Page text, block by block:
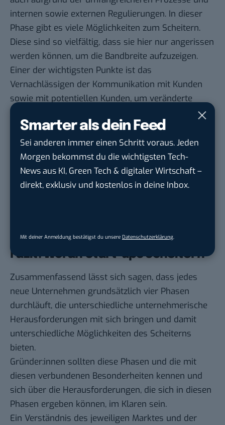
Smarter als dein Feed
Sei anderen immer einen Schritt voraus. Jeden
Morgen bekommst du die wichtigsten Tech-
News aus KI, Green Tech & digitaler Wirtschaft –
direkt, exklusiv und kostenlos in deine Inbox.
Mit deiner Anmeldung bestätigst du unsere Datenschutzerklärung.
internen sowie externen Regulierungen. In dieser
Phase gibt es viele Möglichkeiten zum Scheitern.
Diese sind so vielfältig, dass sie hier nur angerissen
werden können, um die Bandbreite aufzuzeigen.
Einer der wichtigsten Punkte ist das
Vernachlässigen der Kommunikation mit Kunden
sowie mit potentiellen Kunden, um veränderte
Marktanforderungen zu identifizieren. Des Weiteren
werden über kurz oder lang Wettbewerber
auftreten, mit denen umgegangen werden muss
. Intern stellen gestiegene Kosten und langsamere
Entscheidungen neue Herausforderungen für das
Management dar, insbesondere wenn sich verstärkt
hinterfragen, um nicht ins Hintertreffen zu geraten.
Fazit: Woran Start-ups scheitern
Zusammenfassend lässt sich sagen, dass jedes
neue Unternehmen grundsätzlich vier Phasen
durchläuft, die unterschiedliche unternehmerische
Herausforderungen mit sich bringen und damit
unterschiedliche Möglichkeiten des Scheiterns
bieten.
Gründer:innen sollten diese Phasen und die mit
diesen verbundenen Besonderheiten kennen und
sich über die Herausforderungen, die sich in diesen
Phasen ergeben können, im Klaren sein.
Ein Verständnis des jeweiligen Marktes und der